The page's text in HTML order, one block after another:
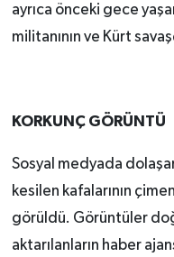
ayrıca önceki gece
militanının ve Kürt
KORKUNÇ GÖRÜNTÜ
Sosyal medyada
kesilen kafalarının
görüldü. Görüntüler
aktarılanların haber